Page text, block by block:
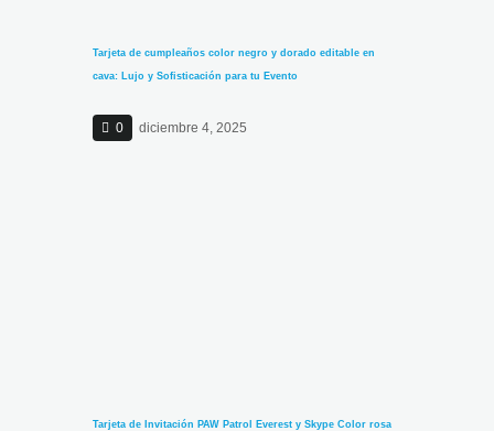
Tarjeta de cumpleaños color negro y dorado editable en
cava: Lujo y Sofisticación para tu Evento
0 diciembre 4, 2025
Tarjeta de Invitación PAW Patrol Everest y Skype Color rosa